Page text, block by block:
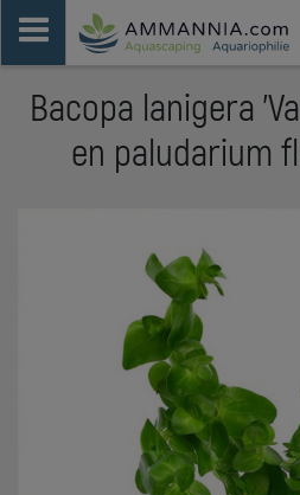
Bacopa lanigera
en paludarium